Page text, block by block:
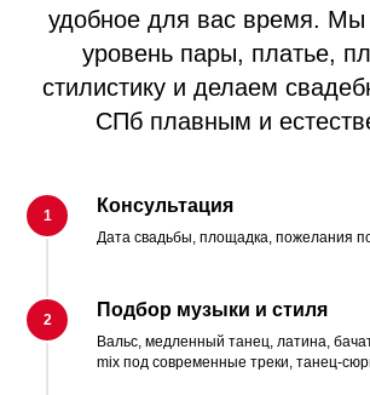
удобное для вас время. Мы
уровень пары, платье,
стилистику и делаем
СПб плавным и
Консультация
Дата свадьбы, площадка, пожелания
Подбор музыки и стиля
Вальс, медленный танец, латина,
mix под современные треки, танец-